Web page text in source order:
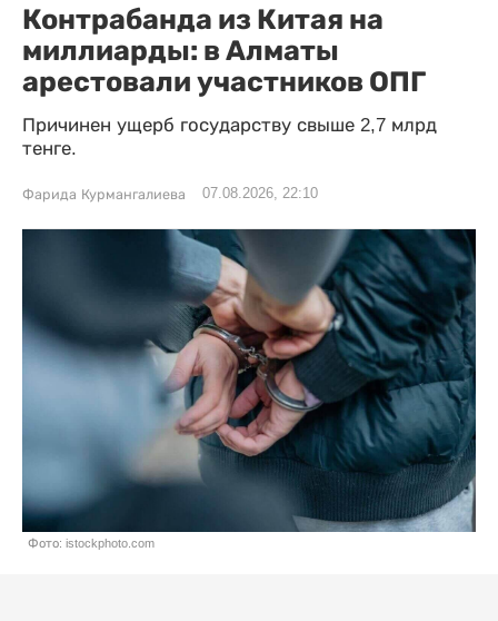
Контрабанда из Китая на
миллиарды: в Алматы
арестовали участников ОПГ
Причинен ущерб государству свыше 2,7 млрд
тенге.
Фарида Курмангалиева 07.08.2026, 22:10
Фото: istockphoto.com